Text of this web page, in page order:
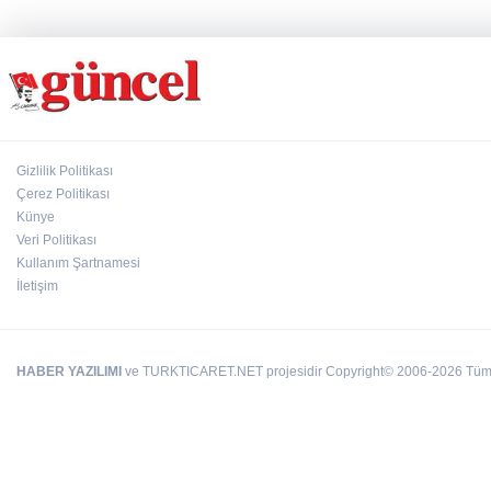
Gizlilik Politikası
Çerez Politikası
Künye
Veri Politikası
Kullanım Şartnamesi
İletişim
HABER YAZILIMI ve TURKTICARET.NET projesidir Copyright© 2006-2026 Tüm